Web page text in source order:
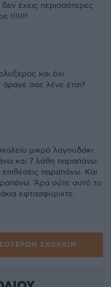
έχεις περισσότερες
!!!!!!!
και όχι
άραγε σας λένε έτσι?
μικρό λαγουδάκι.
και 7 λάθη παραπάνω.
παραπάνω. Και
Άρα ούτε αυτό το
εφτασφυριχτε.
ΣΧΟΛΙΩΝ